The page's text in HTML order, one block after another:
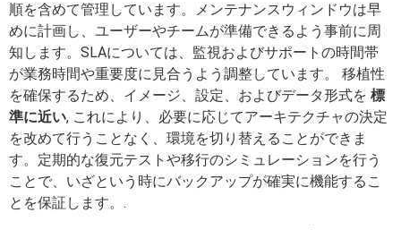
順を含めて管理しています。メンテナンスウィンドウは早
めに計画し、ユーザーやチームが準備できるよう事前に周
知します。SLAについては、監視およびサポートの時間帯
が業務時間や重要度に見合うよう調整しています。 移植性
を確保するため、イメージ、設定、およびデータ形式を 標
準に近い, これにより、必要に応じてアーキテクチャの決定
を改めて行うことなく、環境を切り替えることができま
す。定期的な復元テストや移行のシミュレーションを行う
ことで、いざという時にバックアップが確実に機能するこ
とを保証します。.